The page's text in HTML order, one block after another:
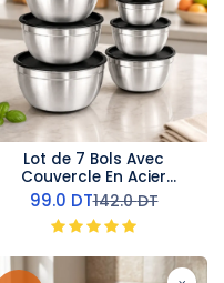
Lot de 7 Bols Avec
Couvercle En Acier
inoxydable
99.0 DT142.0DT